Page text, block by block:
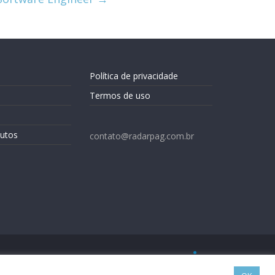
Política de privacidade
Termos de uso
contato@radarpag.com.br